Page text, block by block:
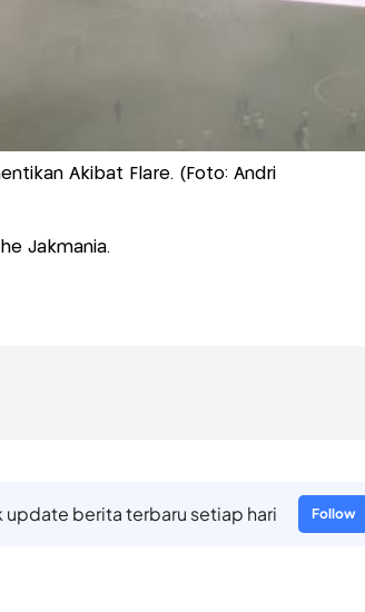
Akibat Flare. (Foto: Andri
Jakmania.
berita terbaru setiap hari Follow